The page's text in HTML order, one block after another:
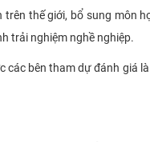
thế giới, bổ sung môn
trải nghiệm nghề nghiệp.
bên tham dự đánh giá